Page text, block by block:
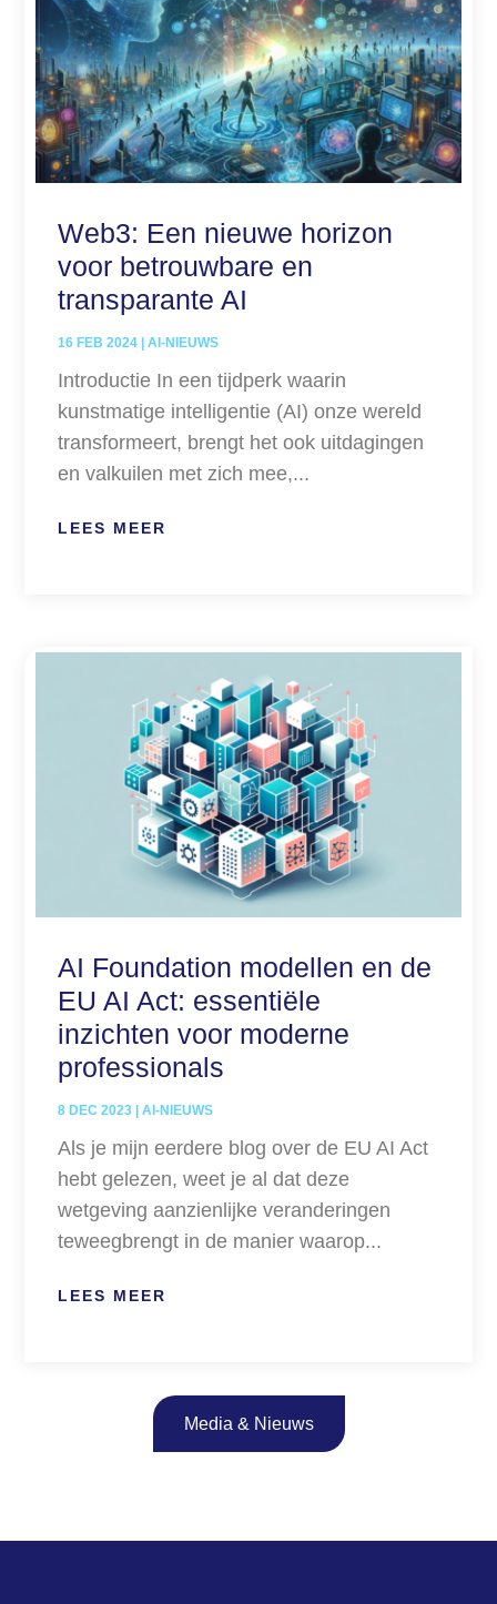
Web3: Een nieuwe horizon
voor betrouwbare en
transparante AI
16 FEB 2024 |AI-NIEUWS
Introductie In een tijdperk waarin
kunstmatige intelligentie (AI) onze wereld
transformeert, brengt het ook uitdagingen
en valkuilen met zich mee,...
LEES MEER
AI Foundation modellen en de
EU AI Act: essentiële
inzichten voor moderne
professionals
8 DEC 2023 |AI-NIEUWS
Als je mijn eerdere blog over de EU AI Act
hebt gelezen, weet je al dat deze
wetgeving aanzienlijke veranderingen
teweegbrengt in de manier waarop...
LEES MEER
Media & Nieuws